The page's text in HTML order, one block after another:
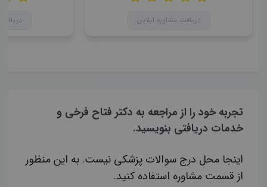
دریافت مشاوره آنلاین
تجربه خود را از مراجعه به دکتر فتاح فرخی و
خدمات دریافتی بنویسید.
اینجا محل درج سوالات پزشکی نیست. به این منظور
از قسمت مشاوره استفاده کنید.